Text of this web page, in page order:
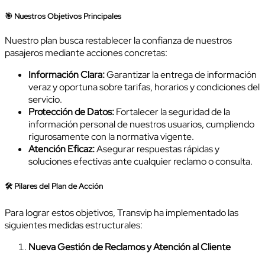
🎯 Nuestros Objetivos Principales
Nuestro plan busca restablecer la confianza de nuestros
pasajeros mediante acciones concretas:
Información Clara:Garantizar la entrega de información
veraz y oportuna sobre tarifas, horarios y condiciones del
servicio.
Protección de Datos:Fortalecer la seguridad de la
información personal de nuestros usuarios, cumpliendo
rigurosamente con la normativa vigente.
Atención Eficaz:Asegurar respuestas rápidas y
soluciones efectivas ante cualquier reclamo o consulta.
🛠️ Pilares del Plan de Acción
Para lograr estos objetivos, Transvip ha implementado las
siguientes medidas estructurales:
Nueva Gestión de Reclamos y Atención al Cliente